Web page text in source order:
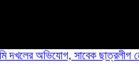
অভিযোগ, সাবেক ছাত্রলীগ নেতা